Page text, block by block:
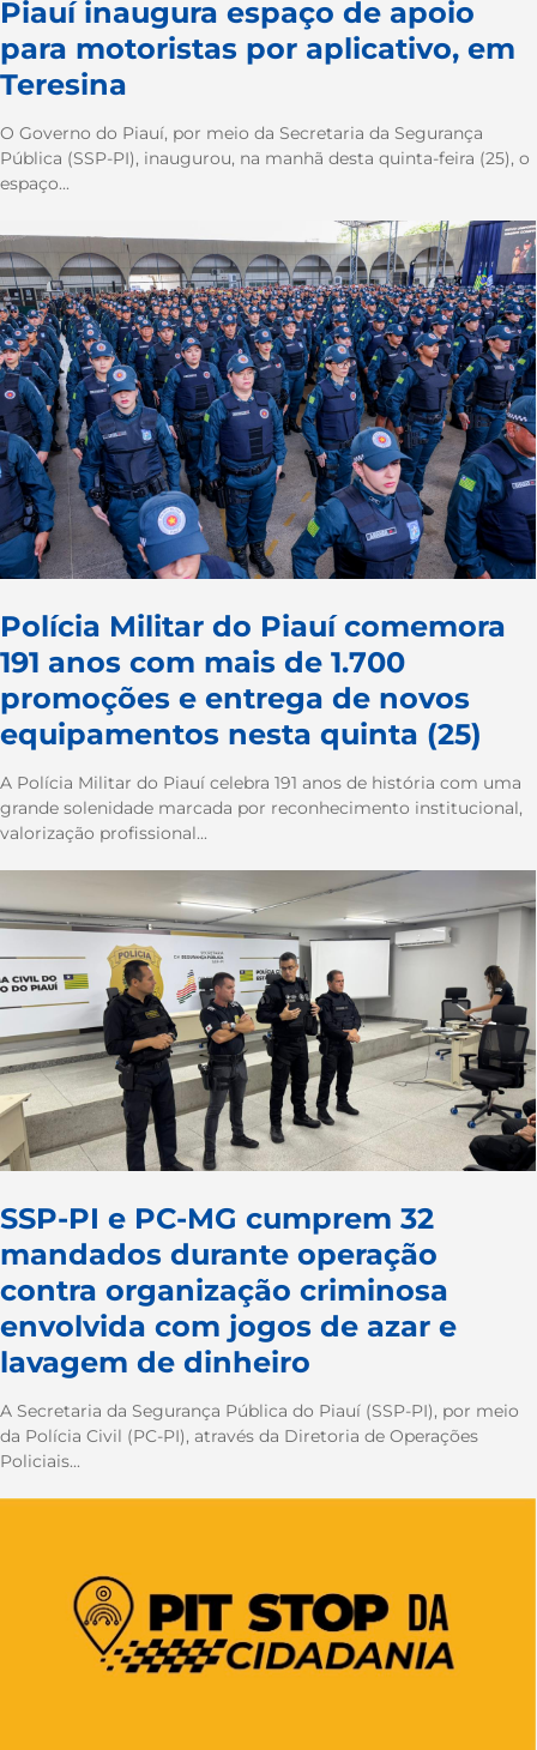
Piauí inaugura espaço de apoio
para motoristas por aplicativo, em
Teresina
O Governo do Piauí, por meio da Secretaria da Segurança
Pública (SSP-PI), inaugurou, na manhã desta quinta-feira (25), o
espaço...
Polícia Militar do Piauí comemora
191 anos com mais de 1.700
promoções e entrega de novos
equipamentos nesta quinta (25)
A Polícia Militar do Piauí celebra 191 anos de história com uma
grande solenidade marcada por reconhecimento institucional,
valorização profissional...
SSP-PI e PC-MG cumprem 32
mandados durante operação
contra organização criminosa
envolvida com jogos de azar e
lavagem de dinheiro
A Secretaria da Segurança Pública do Piauí (SSP-PI), por meio
da Polícia Civil (PC-PI), através da Diretoria de Operações
Policiais...